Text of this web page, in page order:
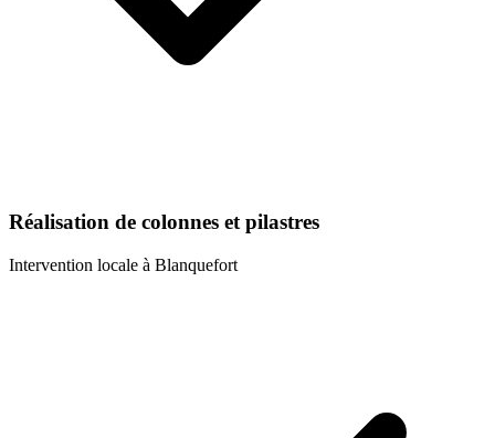
Réalisation de colonnes et pilastres
Intervention locale à Blanquefort